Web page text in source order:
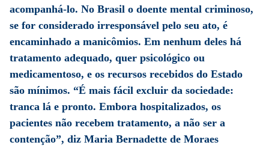
acompanhá-lo. No Brasil o doente mental criminoso,
se for considerado irresponsável pelo seu ato, é
encaminhado a manicômios. Em nenhum deles há
tratamento adequado, quer psicológico ou
medicamentoso, e os recursos recebidos do Estado
são mínimos. “É mais fácil excluir da sociedade:
tranca lá e pronto. Embora hospitalizados, os
pacientes não recebem tratamento, a não ser a
contenção”, diz Maria Bernadette de Moraes